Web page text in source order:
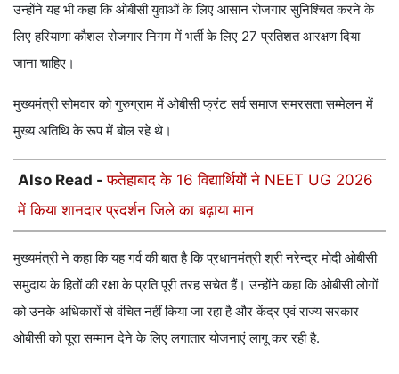
उन्होंने यह भी कहा कि ओबीसी युवाओं के लिए आसान रोजगार सुनिश्चित करने के
लिए हरियाणा कौशल रोजगार निगम में भर्ती के लिए 27 प्रतिशत आरक्षण दिया
जाना चाहिए।
मुख्यमंत्री सोमवार को गुरुग्राम में ओबीसी फ्रंट सर्व समाज समरसता सम्मेलन में
मुख्य अतिथि के रूप में बोल रहे थे।
Also Read -फतेहाबाद के 16 विद्यार्थियों ने NEET UG 2026
में किया शानदार प्रदर्शन जिले का बढ़ाया मान
मुख्यमंत्री ने कहा कि यह गर्व की बात है कि प्रधानमंत्री श्री नरेन्द्र मोदी ओबीसी
समुदाय के हितों की रक्षा के प्रति पूरी तरह सचेत हैं। उन्होंने कहा कि ओबीसी लोगों
को उनके अधिकारों से वंचित नहीं किया जा रहा है और केंद्र एवं राज्य सरकार
ओबीसी को पूरा सम्मान देने के लिए लगातार योजनाएं लागू कर रही है.